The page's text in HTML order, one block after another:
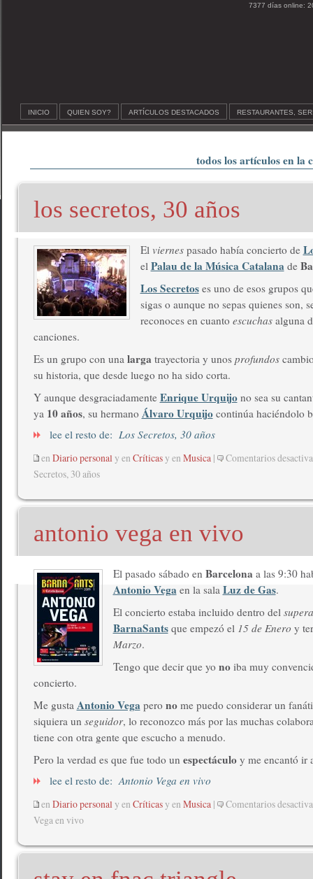
7377 días online:
INICIO QUIEN SOY? ARTÍCULOS DESTACADOS RESTAURANTES,
todos los artículos en la
los secretos, 30 años
El viernes pasado había concierto de
el Palau de la Música Catalanade
Los Secretoses uno de esos grupos
sigas o aunque no sepas quienes son,
reconoces en cuanto escuchas alguna
canciones.
Es un grupo con una larga trayectoria y unos profundos
su historia, que desde luego no ha sido corta.
Y aunque desgraciadamente Enrique Urquijono sea su
ya10 años, su hermano Álvaro Urquijocontinúa haciéndolo
lee el resto de: Los Secretos, 30 años
en Diario personaly en Críticasy en Musica |
Comentarios
Secretos, 30 años
antonio vega en vivo
El pasado sábado en Barcelona a las 9:30
Antonio Vegaen la sala Luz de Gas.
El concierto estaba incluido dentro del
BarnaSantsque empezó el 15 de Enero y
Marzo.
Tengo que decir que yo no iba muy
concierto.
Me gusta Antonio Vegapero no me puedo considerar un
siquiera un seguidor, lo reconozco más por las muchas
tiene con otra gente que escucho a menudo.
Pero la verdad es que fue todo un espectáculo y me encantó ir
lee el resto de:Antonio Vega en vivo
en Diario personaly en Críticasy en Musica |
Comentarios
Vega en vivo